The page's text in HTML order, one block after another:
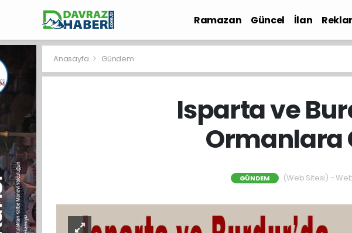
Ramazan Güncel İlan
Anasayfa Gündem
Isparta ve
Ormanlara
GÜNDEM (Web Sitesi) -